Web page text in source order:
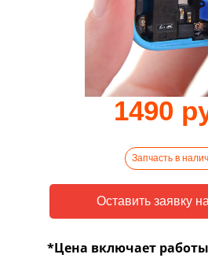
1490
Запчасть в
*Цена включает